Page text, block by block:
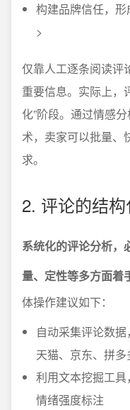
构建品牌信任，
>
仅靠人工逐条阅读评
重要信息。实际上，
化”阶段。通过情感
术，卖家可以批量、
求。
2. 评论的结
系统化的评论分析，
量、定性等多方面着
体操作建议如下：
自动采集评论数据
天猫、京东、拼多
利用文本挖掘工
情绪强度标注